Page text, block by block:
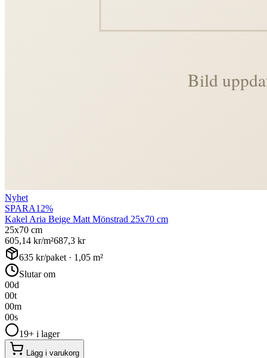
Nyhet
SPARA12%
Kakel Aria Beige Matt Mönstrad 25x70 cm
25x70 cm
605,14 kr/m²687,3 kr
635 kr/paket · 1,05 m²
Slutar om
00d
00t
00m
00s
19+ i lager
Lägg i varukorg